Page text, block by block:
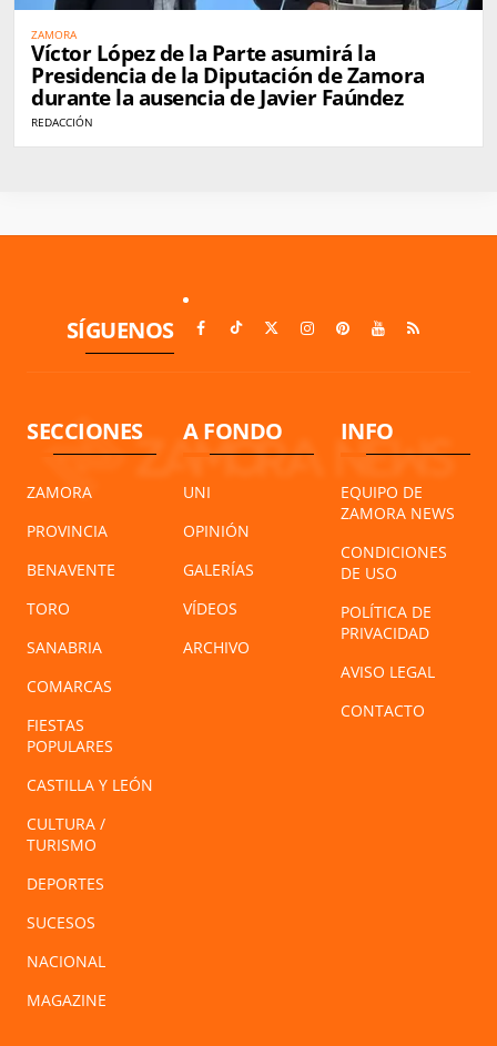
ZAMORA
Víctor López de la Parte asumirá la
Presidencia de la Diputación de Zamora
durante la ausencia de Javier Faúndez
REDACCIÓN
SÍGUENOS
SECCIONES
ZAMORA
PROVINCIA
BENAVENTE
TORO
SANABRIA
COMARCAS
FIESTAS
POPULARES
CASTILLA Y LEÓN
CULTURA /
TURISMO
DEPORTES
SUCESOS
NACIONAL
MAGAZINE
A FONDO
UNI
OPINIÓN
GALERÍAS
VÍDEOS
ARCHIVO
INFO
EQUIPO DE
ZAMORA NEWS
CONDICIONES
DE USO
POLÍTICA DE
PRIVACIDAD
AVISO LEGAL
CONTACTO